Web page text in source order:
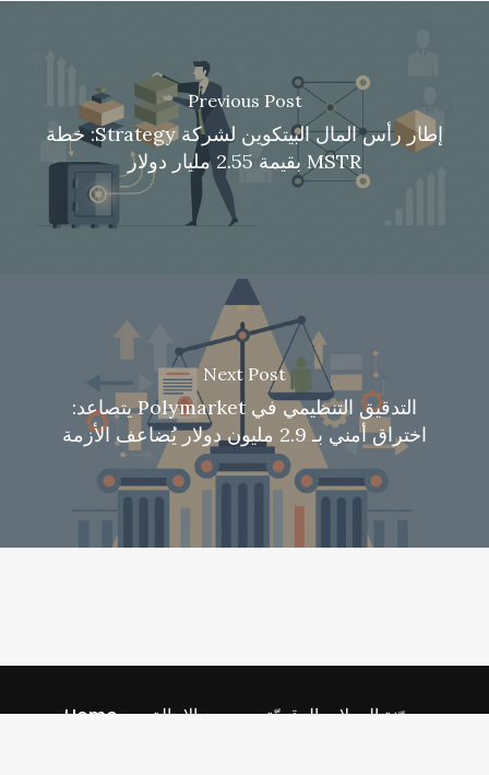
Previous Post
إطار رأس المال البيتكوين لشركة Strategy: خطة
MSTR بقيمة 2.55 مليار دولار
Next Post
التدقيق التنظيمي في Polymarket يتصاعد:
اختراق أمني بـ 2.9 مليون دولار يُضاعف الأزمة
Home رمز الإحالة مدوّنة العملات الرقميّة